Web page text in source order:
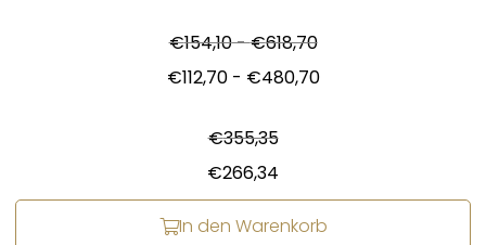
€154,10-€618,70
€112,70- €480,70
€355,35
€266,34
In den Warenkorb